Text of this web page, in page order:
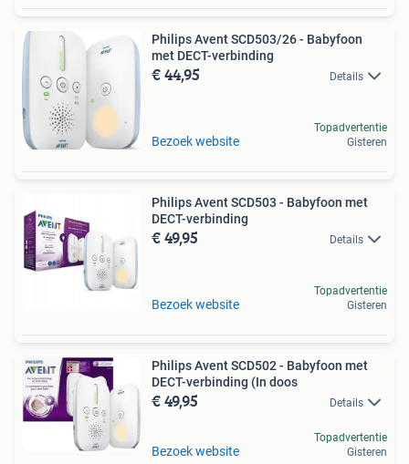
Philips Avent SCD503/26 - Babyfoon
met DECT-verbinding
€ 44,95 Details
Bezoek website
Topadvertentie
Gisteren
Philips Avent SCD503 - Babyfoon met
DECT-verbinding
€ 49,95 Details
Bezoek website
Topadvertentie
Gisteren
Philips Avent SCD502 - Babyfoon met
DECT-verbinding (In doos
€ 49,95 Details
Bezoek website
Topadvertentie
Gisteren